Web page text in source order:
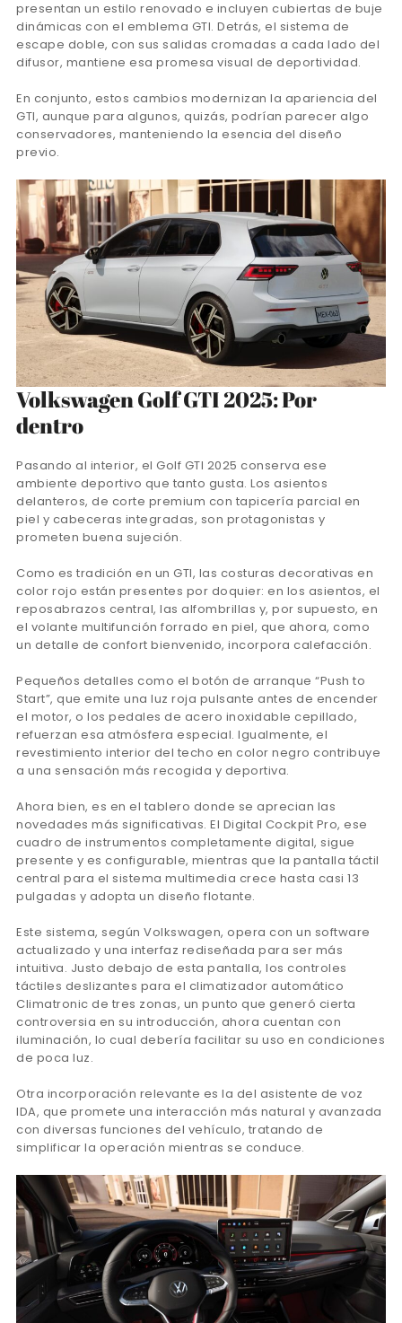
presentan un estilo renovado e incluyen cubiertas de buje
dinámicas con el emblema GTI. Detrás, el sistema de
escape doble, con sus salidas cromadas a cada lado del
difusor, mantiene esa promesa visual de deportividad.
En conjunto, estos cambios modernizan la apariencia del
GTI, aunque para algunos, quizás, podrían parecer algo
conservadores, manteniendo la esencia del diseño
previo.
Volkswagen Golf GTI 2025: Por
dentro
Pasando al interior, el Golf GTI 2025 conserva ese
ambiente deportivo que tanto gusta. Los asientos
delanteros, de corte premium con tapicería parcial en
piel y cabeceras integradas, son protagonistas y
prometen buena sujeción.
Como es tradición en un GTI, las costuras decorativas en
color rojo están presentes por doquier: en los asientos, el
reposabrazos central, las alfombrillas y, por supuesto, en
el volante multifunción forrado en piel, que ahora, como
un detalle de confort bienvenido, incorpora calefacción.
Pequeños detalles como el botón de arranque “Push to
Start”, que emite una luz roja pulsante antes de encender
el motor, o los pedales de acero inoxidable cepillado,
refuerzan esa atmósfera especial. Igualmente, el
revestimiento interior del techo en color negro contribuye
a una sensación más recogida y deportiva.
Ahora bien, es en el tablero donde se aprecian las
novedades más significativas. El Digital Cockpit Pro, ese
cuadro de instrumentos completamente digital, sigue
presente y es configurable, mientras que la pantalla táctil
central para el sistema multimedia crece hasta casi 13
pulgadas y adopta un diseño flotante.
Este sistema, según Volkswagen, opera con un software
actualizado y una interfaz rediseñada para ser más
intuitiva. Justo debajo de esta pantalla, los controles
táctiles deslizantes para el climatizador automático
Climatronic de tres zonas, un punto que generó cierta
controversia en su introducción, ahora cuentan con
iluminación, lo cual debería facilitar su uso en condiciones
de poca luz.
Otra incorporación relevante es la del asistente de voz
IDA, que promete una interacción más natural y avanzada
con diversas funciones del vehículo, tratando de
simplificar la operación mientras se conduce.